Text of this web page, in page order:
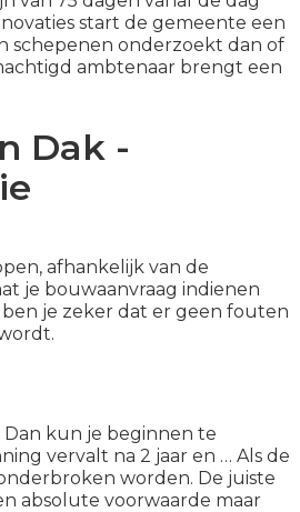
start de gemeente een
schepenen onderzoekt dan of
ambtenaar brengt een
Dak -
, afhankelijk van de
je bouwaanvraag indienen
je zeker dat er geen fouten
kun je beginnen te
vervalt na 2 jaar en … Als de
worden. De juiste
absolute voorwaarde maar